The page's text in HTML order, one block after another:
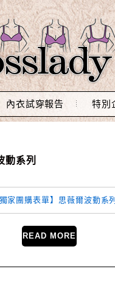
內衣試穿報告 特別
動系列
READ MORE